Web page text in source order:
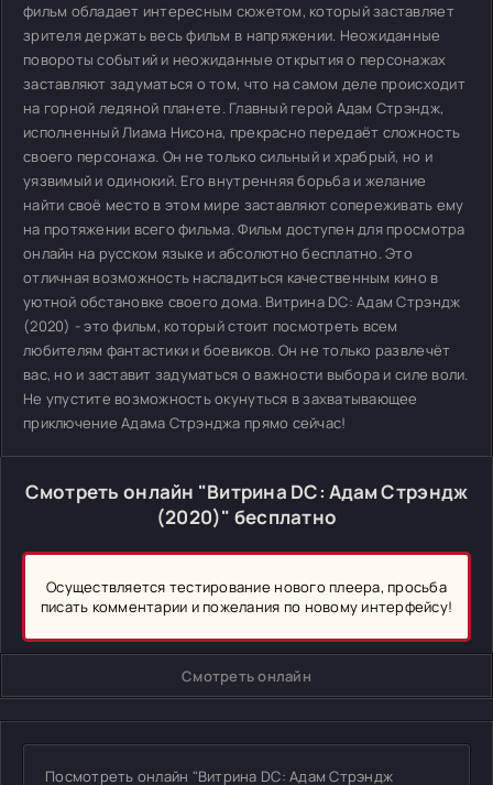
фильм обладает интересным сюжетом, который заставляет
зрителя держать весь фильм в напряжении. Неожиданные
повороты событий и неожиданные открытия о персонажах
заставляют задуматься о том, что на самом деле происходит
на горной ледяной планете. Главный герой Адам Стрэндж,
исполненный Лиама Нисона, прекрасно передаёт сложность
своего персонажа. Он не только сильный и храбрый, но и
уязвимый и одинокий. Его внутренняя борьба и желание
найти своё место в этом мире заставляют сопереживать ему
на протяжении всего фильма. Фильм доступен для просмотра
онлайн на русском языке и абсолютно бесплатно. Это
отличная возможность насладиться качественным кино в
уютной обстановке своего дома. Витрина DC: Адам Стрэндж
(2020) - это фильм, который стоит посмотреть всем
любителям фантастики и боевиков. Он не только развлечёт
вас, но и заставит задуматься о важности выбора и силе воли.
Не упустите возможность окунуться в захватывающее
приключение Адама Стрэнджа прямо сейчас!
Смотреть онлайн "Витрина DC: Адам Стрэндж
(2020)" бесплатно
Осуществляется тестирование нового плеера, просьба
писать комментарии и пожелания по новому интерфейсу!
Смотреть онлайн
Посмотреть онлайн "Витрина DC: Адам Стрэндж